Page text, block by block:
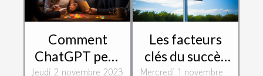
Comment
ChatGPT peut
Jeudi 2 novembre 2023
Les facteurs
clés du succès
Mercredi 1 novembre